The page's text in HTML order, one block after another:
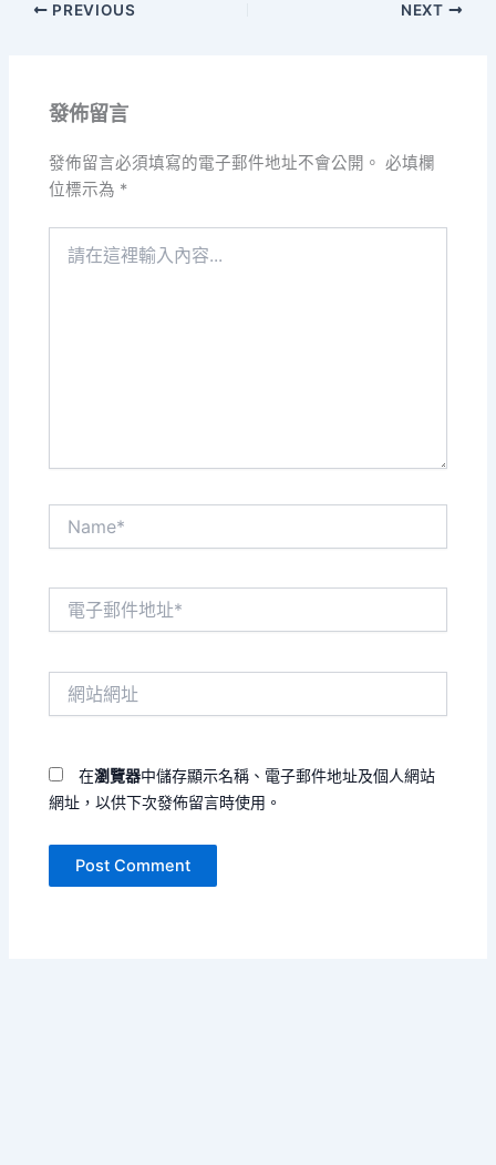
PREVIOUS NEXT
發佈留言
發佈留言必須填寫的電子郵件地址不會公開。 必填欄
位標示為 *
在瀏覽器中儲存顯示名稱、電子郵件地址及個人網站
網址，以供下次發佈留言時使用。